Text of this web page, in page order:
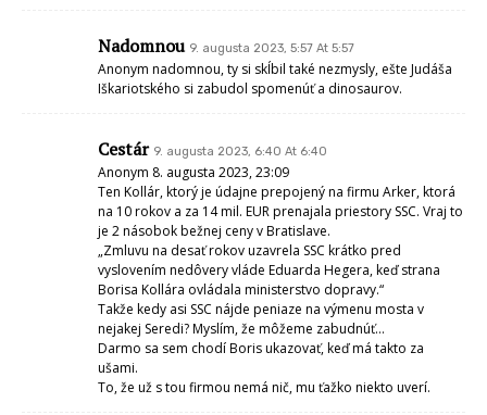
Nadomnou 9. augusta 2023, 5:57 At 5:57
Anonym nadomnou, ty si skĺbil také nezmysly, ešte Judáša
Iškariotského si zabudol spomenúť a dinosaurov.
Cestár 9. augusta 2023, 6:40 At 6:40
Anonym 8. augusta 2023, 23:09
Ten Kollár, ktorý je údajne prepojený na firmu Arker, ktorá
na 10 rokov a za 14 mil. EUR prenajala priestory SSC. Vraj to
je 2 násobok bežnej ceny v Bratislave.
„Zmluvu na desať rokov uzavrela SSC krátko pred
vyslovením nedôvery vláde Eduarda Hegera, keď strana
Borisa Kollára ovládala ministerstvo dopravy.“
Takže kedy asi SSC nájde peniaze na výmenu mosta v
nejakej Seredi? Myslím, že môžeme zabudnúť…
Darmo sa sem chodí Boris ukazovať, keď má takto za
ušami.
To, že už s tou firmou nemá nič, mu ťažko niekto uverí.